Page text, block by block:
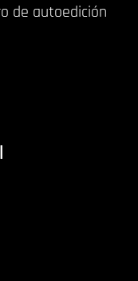
de autoedición